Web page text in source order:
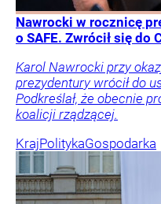
Nawrocki w rocznicę
o SAFE. Zwrócił się do
Karol Nawrocki przy
prezydentury wrócił do
Podkreślał, że obecnie
koalicji rządzącej.
KrajPolitykaGospodarka